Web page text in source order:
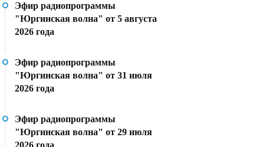
Эфир радиопрограммы
"Юргинская волна" от 5 августа
2026 года
Эфир радиопрограммы
"Юргинская волна" от 31 июля
2026 года
Эфир радиопрограммы
"Юргинская волна" от 29 июля